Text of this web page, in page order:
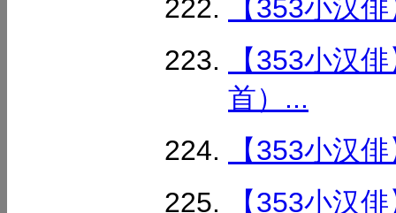
【353小汉
【353小汉
首）...
【353小汉
【353小汉